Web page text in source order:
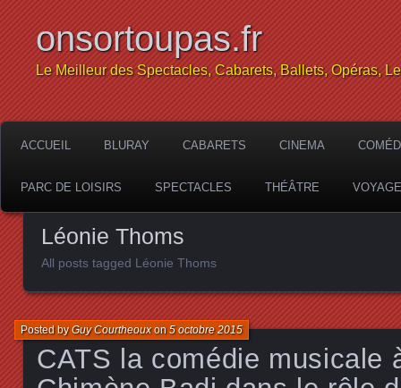
onsortoupas.fr
Le Meilleur des Spectacles, Cabarets, Ballets, Opéras,
ACCUEIL BLURAY CABARETS CINEMA
PARC DE LOISIRS SPECTACLES THÉÂTRE
Léonie Thoms
All posts tagged Léonie Thoms
CATS la comédie
Posted byGuy Courtheouxon5 octobre 2015